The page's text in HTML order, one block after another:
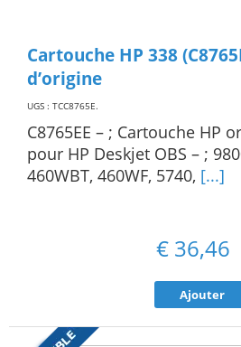
Cartouche HP 338
d’origine
UGS : TCC8765E.
C8765EE – ; Cartouche HP
pour HP Deskjet OBS – ;
460WBT, 460WF, 5740, [...]
€ 36,46
Ajouter